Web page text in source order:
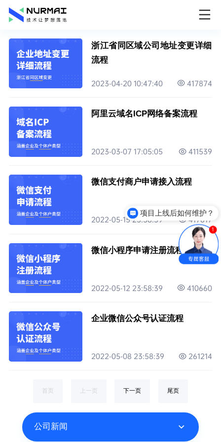
浙江省同区域公司地址变更详细
流程
2023-04-20 10:47:40 417874
阿里云域名ICP网络备案流程
2023-03-07 17:05:05 411539
微信支付商户申请接入流程
2022-05-15 23:58:39 417617
微信小程序申请注册流程
2022-05-12 23:58:39 410660
企业微信公众号认证流程
2022-05-08 23:58:39 261214
首页 上一页 下一页 尾页
公司新闻
项目上线后如何维护？